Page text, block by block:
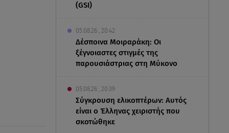
(GSI)
05.08.26 , 20:42
Δέσποινα Μοιραράκη: Οι
ξέγνοιαστες στιγμές της
παρουσιάστριας στη Μύκονο
05.08.26 , 20:39
Σύγκρουση ελικοπτέρων: Αυτός
είναι ο Έλληνας χειριστής που
σκοτώθηκε